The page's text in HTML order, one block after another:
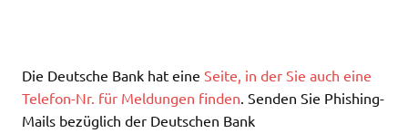
Die Deutsche Bank hat eine Seite, in der Sie auch eine
Telefon-Nr. für Meldungen finden. Senden Sie Phishing-
Mails bezüglich der Deutschen Bank